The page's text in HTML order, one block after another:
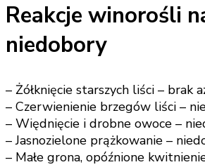
Reakcje winorośli
niedobory
– Żółknięcie starszych liści – brak
– Czerwienienie brzegów liści –
– Więdnięcie i drobne owoce –
– Jasnozielone prążkowanie –
– Małe grona, opóźnione